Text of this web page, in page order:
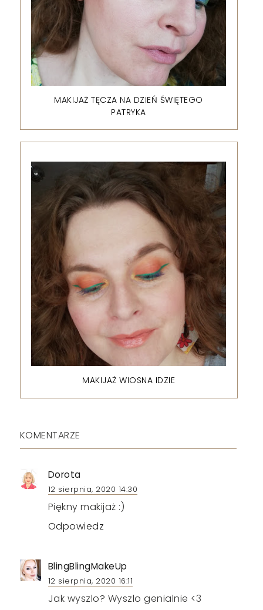
MAKIJAŻ TĘCZA NA DZIEŃ ŚWIĘTEGO
PATRYKA
MAKIJAŻ WIOSNA IDZIE
KOMENTARZE
Dorota
12 sierpnia, 2020 14:30
Piękny makijaż :)
Odpowiedz
BlingBlingMakeUp
12 sierpnia, 2020 16:11
Jak wyszlo? Wyszlo genialnie <3